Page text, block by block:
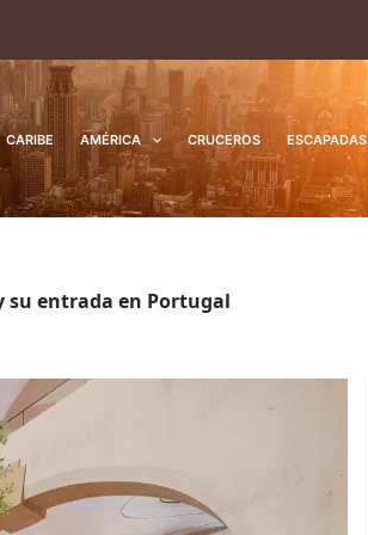
CARIBE AMÉRICA CRUCEROS ESCAPADAS
su entrada en Portugal